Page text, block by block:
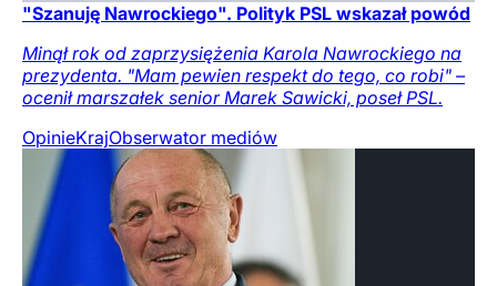
"Szanuję Nawrockiego". Polityk PSL wskazał powód
Minął rok od zaprzysiężenia Karola Nawrockiego na
prezydenta. "Mam pewien respekt do tego, co robi" –
ocenił marszałek senior Marek Sawicki, poseł PSL.
OpinieKrajObserwator mediów